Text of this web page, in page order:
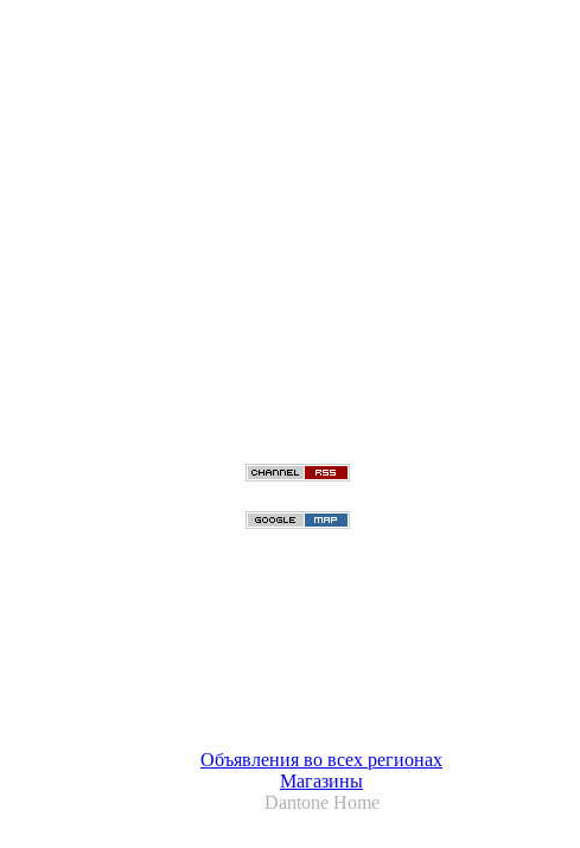
Объявления во всех регионах
Магазины
Dantone Home